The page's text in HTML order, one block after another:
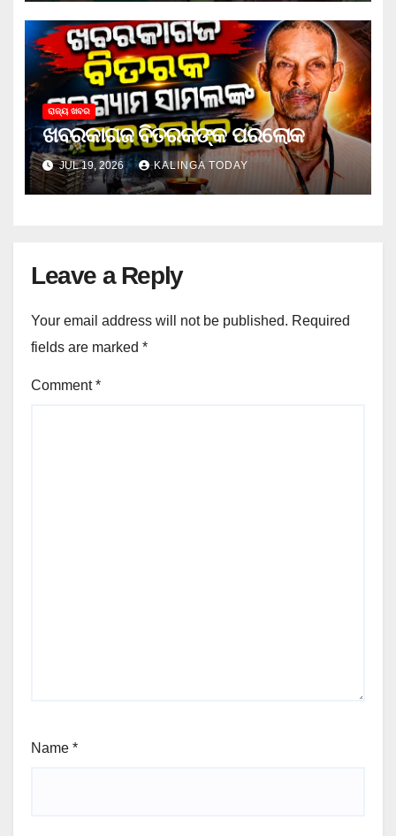
ରାଜ୍ୟ ଖବର
ଖବରକାଗଜ ବିତରକଙ୍କ ପରଲୋକ
JUL 19, 2026 KALINGA TODAY
Leave a Reply
Your email address will not be published. Required
fields are marked *
Comment*
Name *